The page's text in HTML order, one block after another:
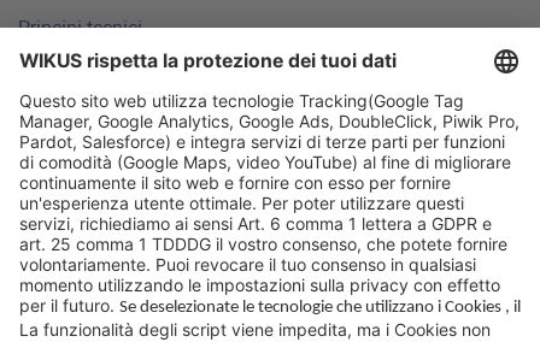
Principi tecnici
Sedi
Perché WIKUS
Consulenza
Azienda